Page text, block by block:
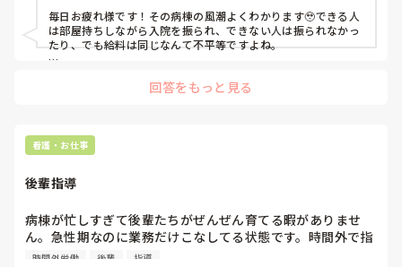
できる子(理解のいい子)とは言えど、それだけ仕事をつけら
れれば毎日残業です。
出来ない子はほぼ定時に帰っていきます。
この環境変えれませんか？
が来たらよろしく！と言われます。できる人に偏るこの環境
で働いてると、負担がすごくて体調や身体を壊す原因になる
と思います。3年目の私にできることはないですか？
毎日お疲れ様です！その病棟の風潮よくわかります🥹できる人
は部屋持ちしながら入院を振られ、できない人は振られなかっ
たり、でも給料は同じなんて不平等ですよね。
ることは、結果的に自分たち（上）を楽にする」という意識
じわ上げて行く感じです。3年目だからまだ教えたらダメと言
われる病棟もあるかも知れませんが、その際は師長に相談して
とにかく自分がやればいいやというのでは限界が来ると思うの
が病棟に一人でもいるとみんな心強いと思います！先輩をうま
く利用して下の子を成長させていきましょう！ざっくりとした
回答で申し訳ないです💦
回答をもっと見る
看護・お仕事
後輩指導
病棟が忙しすぎて後輩たちがぜんぜん育てる暇がありませ
ん。急性期なのに業務だけこなしてる状態です。時間外で指
導する気力はお互いになく、、みなさんどのような感じです
時間外労働 後輩 指導